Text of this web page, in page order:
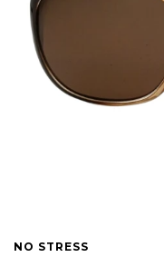
NO STRESS